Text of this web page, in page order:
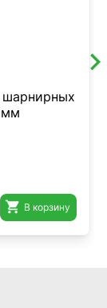
шарнирных
мм
 В корзину